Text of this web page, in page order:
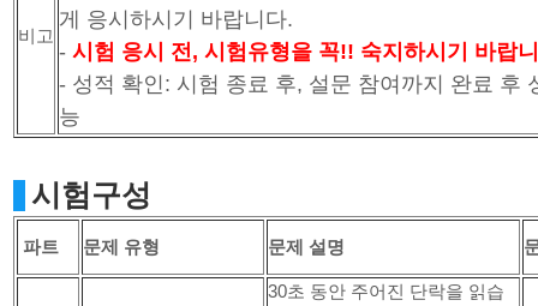
비고
게 응시하시기 바랍니다.
-시험 응시 전, 시험유형을 꼭!! 숙지하시기 바랍
- 성적 확인: 시험 종료 후, 설문 참여까지 완료 후
능
시험구성
파트 문제 유형 문제 설명
30초 동안 주어진 단락을 읽습